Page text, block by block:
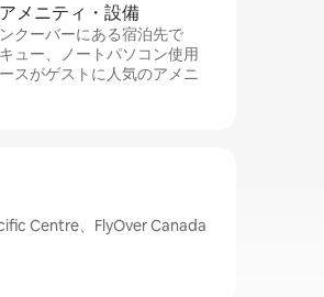
メ⁠ニ⁠テ⁠ィ・設⁠備
クーバーにある宿泊先で
ュー、ノートパソコン使用
スがゲストに人気のアメニ
Centre、FlyOver Canada